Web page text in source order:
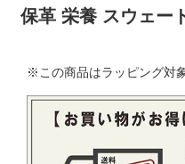
保革 栄養 スウェー
※この商品はラッピング対